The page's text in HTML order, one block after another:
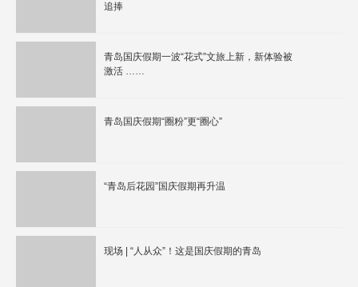
追捧
青岛国庆假期一波“花式”文旅上新，新体验被
激活 ……
青岛国庆假期“圈粉”更“圈心”
“青岛后花园”国庆假期再升温
现场 | “人从众”！这是国庆假期的青岛